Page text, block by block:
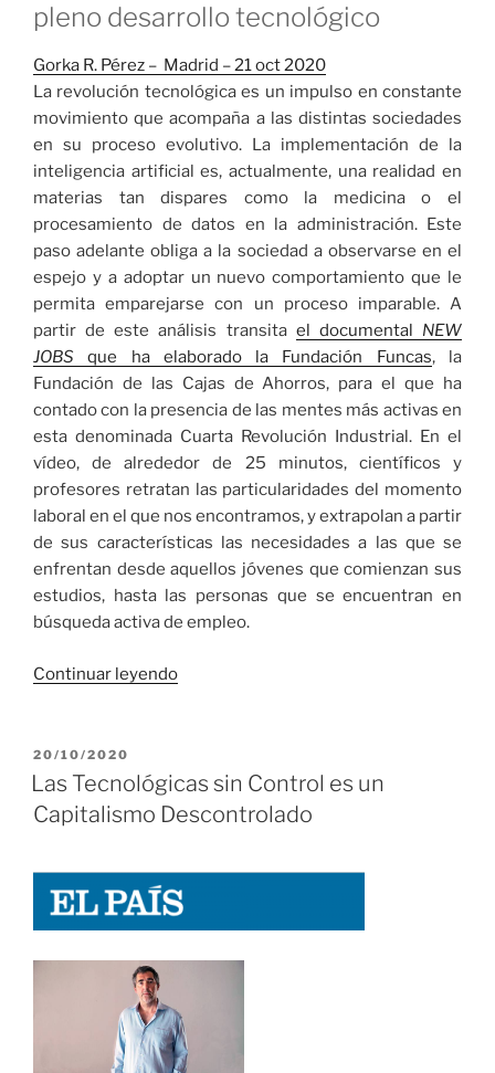
pleno desarrollo tecnológico
Gorka R. Pérez – Madrid –21 oct 2020
La revolución tecnológica es un impulso en constante
movimiento que acompaña a las distintas sociedades
en su proceso evolutivo. La implementación de la
inteligencia artificial es, actualmente, una realidad en
materias tan dispares como la medicina o el
procesamiento de datos en la administración. Este
paso adelante obliga a la sociedad a observarse en el
espejo y a adoptar un nuevo comportamiento que le
permita emparejarse con un proceso imparable. A
partir de este análisis transita el documental NEW
JOBS que ha elaborado la Fundación Funcas, la
Fundación de las Cajas de Ahorros, para el que ha
contado con la presencia de las mentes más activas en
esta denominada Cuarta Revolución Industrial. En el
vídeo, de alrededor de 25 minutos, científicos y
profesores retratan las particularidades del momento
laboral en el que nos encontramos, y extrapolan a partir
de sus características las necesidades a las que se
enfrentan desde aquellos jóvenes que comienzan sus
estudios, hasta las personas que se encuentran en
búsqueda activa de empleo.
Continuar leyendo«Reinventar
las
PUBLICADO
EL
20/10/2020
Las Tecnológicas sin Control es un
Capitalismo Descontrolado